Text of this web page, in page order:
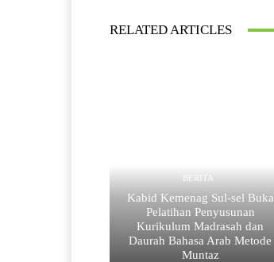
RELATED ARTICLES
BERITA
Kabid Kemenag Sul-sel Buka
Pelatihan Penyusunan
Kurikulum Madrasah dan
Daurah Bahasa Arab Metode
Muntaz